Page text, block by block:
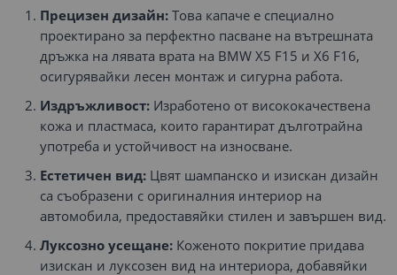
Прецизен дизайн: Това капаче е специално
проектирано за перфектно пасване на вътрешната
дръжка на лявата врата на BMW X5 F15 и X6 F16,
осигурявайки лесен монтаж и сигурна работа.
Издръжливост: Изработено от висококачествена
кожа и пластмаса, които гарантират дълготрайна
употреба и устойчивост на износване.
Естетичен вид: Цвят шампанско и изискан дизайн
са съобразени с оригиналния интериор на
автомобила, предоставяйки стилен и завършен вид.
Луксозно усещане: Коженото покритие придава
изискан и луксозен вид на интериора, добавяйки